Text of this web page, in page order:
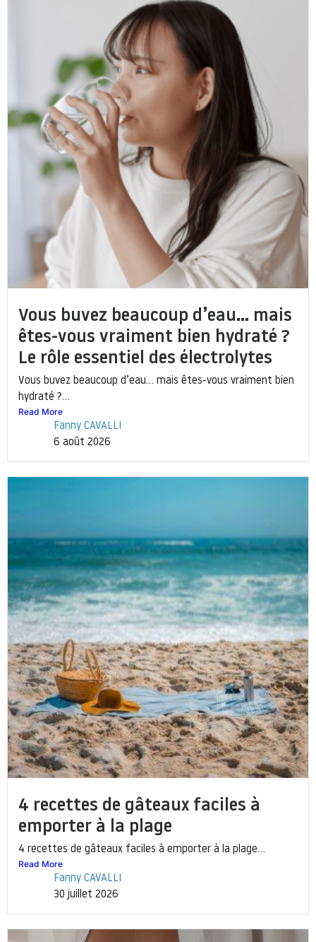
Vous buvez beaucoup d’eau… mais
êtes-vous vraiment bien hydraté ?
Le rôle essentiel des électrolytes
Vous buvez beaucoup d’eau… mais êtes-vous vraiment bien
hydraté ?...
Read More
Fanny CAVALLI
6 août 2026
4 recettes de gâteaux faciles à
emporter à la plage
4 recettes de gâteaux faciles à emporter à la plage...
Read More
Fanny CAVALLI
30 juillet 2026